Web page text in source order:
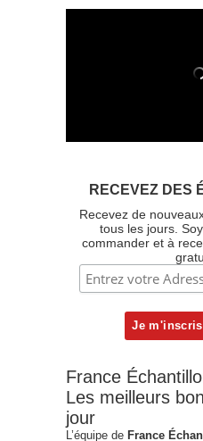
RECEVEZ DES
Recevez de
tous les jours.
commander et à
France
Les meilleurs
jour
L’équipe de France